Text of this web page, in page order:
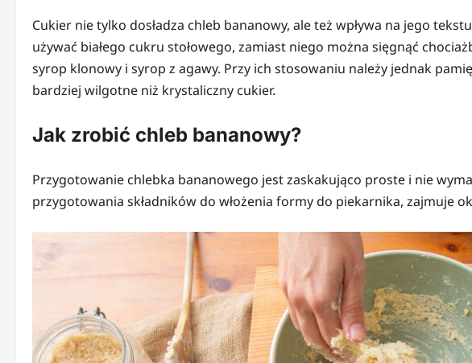
Cukier nie tylko dosładza chleb bananowy, ale też wpływa na jego
używać białego cukru stołowego, zamiast niego można sięgnąć
syrop klonowy i syrop z agawy. Przy ich stosowaniu należy jednak
bardziej wilgotne niż krystaliczny cukier.
Jak zrobić chleb bananowy?
Przygotowanie chlebka bananowego jest zaskakująco proste i nie
przygotowania składników do włożenia formy do piekarnika, zajmuje